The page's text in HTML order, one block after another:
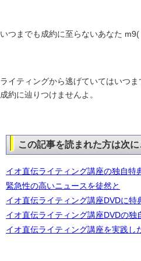
いつまでも成約に至らないあなた m9(
ライティングから逃げていてはいつま
成約に辿りつけませんよ。
この記事を読まれた方は次
イオ直伝ライティング講座の独自特
緊急性の高いニュースを徒然と
イオ直伝ライティング講座DVDに特
イオ直伝ライティング講座DVDの独
イオ直伝ライティング講座を実践し